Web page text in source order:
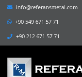
info@referansmetal.com
+90 549 671 57 71
+90 212 671 57 71